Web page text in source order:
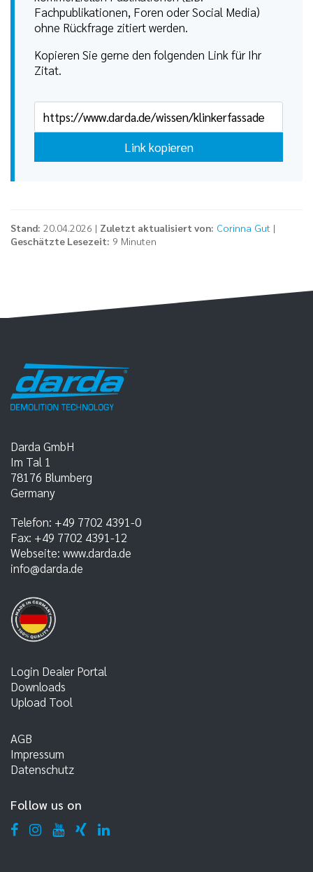
Fachpublikationen, Foren oder Social Media)
ohne Rückfrage zitiert werden.
Kopieren Sie gerne den folgenden Link für Ihr
Zitat.
Link kopieren
Stand: 20.04.2026 | Zuletzt aktualisiert von: Corinna Gut |
Geschätzte Lesezeit: 9 Minuten
Darda GmbH
Im Tal 1
78176 Blumberg
Germany
Telefon: +49 7702 4391-0
Fax: +49 7702 4391-12
Webseite: www.darda.de
info@darda.de
Login Dealer Portal
Downloads
Upload Tool
AGB
Impressum
Datenschutz
Follow us on